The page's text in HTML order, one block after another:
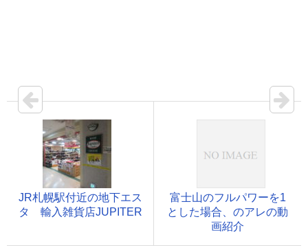
JR札幌駅付近の地下エス
タ 輸入雑貨店JUPITER
富士山のフルパワーを1
とした場合、のアレの動
画紹介